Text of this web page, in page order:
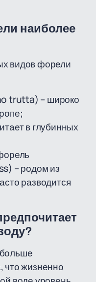
наиболее
видов форели
trutta) – широко
в глубинных
– родом из
разводится
что жизненно